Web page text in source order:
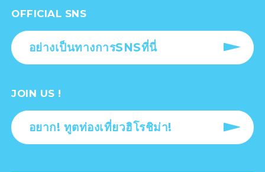
OFFICIAL SNS
อย่างเป็นทางการSNSที่นี่
JOIN US !
อยาก! ทูตท่องเที่ยวฮิโรชิม่า!